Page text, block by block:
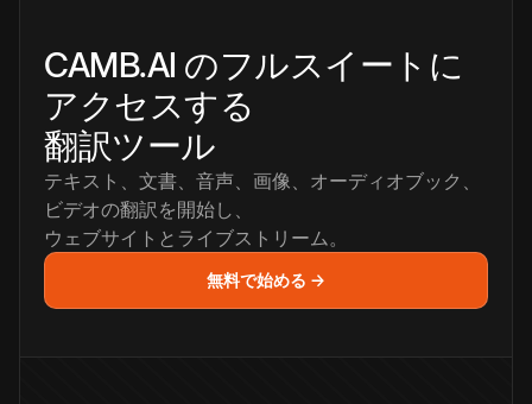
CAMB.AI のフルスイートに
アクセスする
翻訳ツール
テキスト、文書、音声、画像、オーディオブック、
ビデオの翻訳を開始し、
ウェブサイトとライブストリーム。
無料で始める →